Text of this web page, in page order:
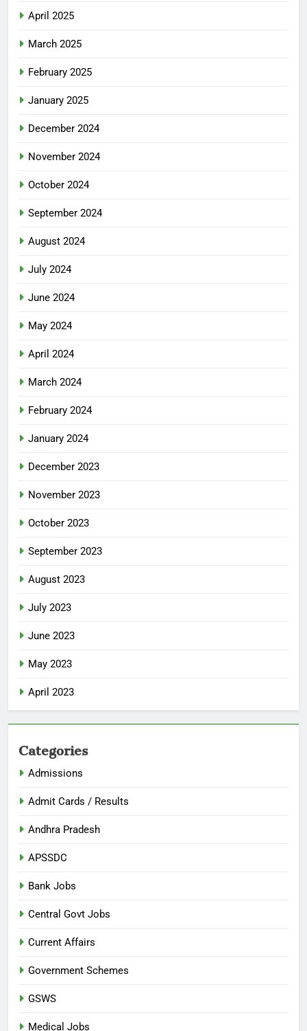
April 2025
March 2025
February 2025
January 2025
December 2024
November 2024
October 2024
September 2024
August 2024
July 2024
June 2024
May 2024
April 2024
March 2024
February 2024
January 2024
December 2023
November 2023
October 2023
September 2023
August 2023
July 2023
June 2023
May 2023
April 2023
Categories
Admissions
Admit Cards / Results
Andhra Pradesh
APSSDC
Bank Jobs
Central Govt Jobs
Current Affairs
Government Schemes
GSWS
Medical Jobs